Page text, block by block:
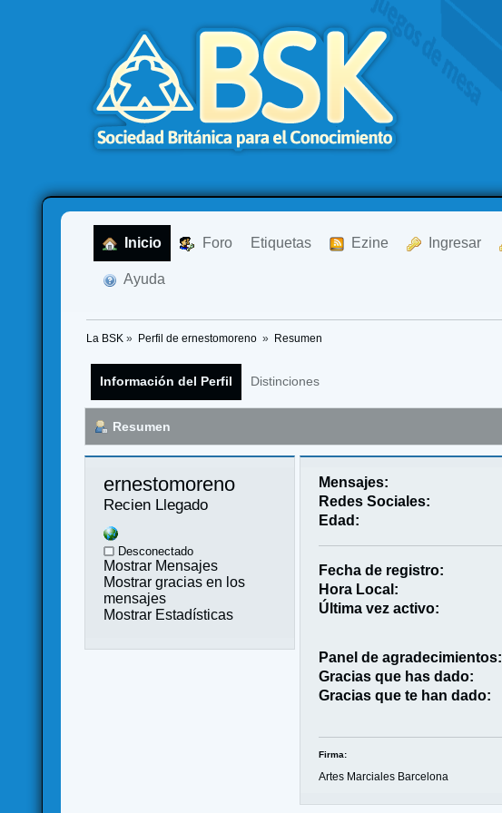
Inicio Foro Etiquetas Ezine Ingresar
Ayuda
La BSK » Perfil de ernestomoreno » Resumen
Información del Perfil Distinciones
Resumen
ernestomoreno
Recien Llegado
Desconectado
Mostrar Mensajes
Mostrar gracias en los
mensajes
Mostrar Estadísticas
Mensajes:
Redes Sociales:
Edad:
Fecha de registro:
Hora Local:
Última vez activo:
Panel de agradecimientos:
Gracias que has dado:
Gracias que te han dado:
Firma:
Artes Marciales Barcelona